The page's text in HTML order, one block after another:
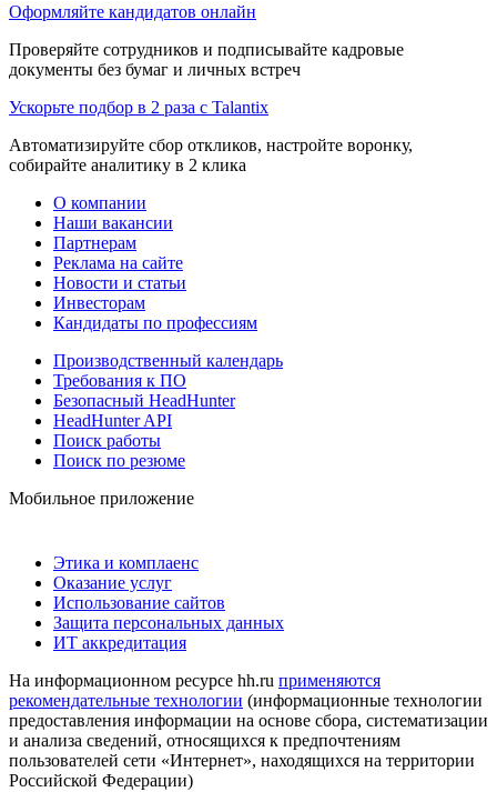
Оформляйте кандидатов онлайн
Проверяйте сотрудников и подписывайте кадровые
документы без бумаг и личных встреч
Ускорьте подбор в 2 раза с Talantix
Автоматизируйте сбор откликов, настройте воронку,
собирайте аналитику в 2 клика
О компании
Наши вакансии
Партнерам
Реклама на сайте
Новости и статьи
Инвесторам
Кандидаты по профессиям
Производственный календарь
Требования к ПО
Безопасный HeadHunter
HeadHunter API
Поиск работы
Поиск по резюме
Мобильное приложение
Этика и комплаенс
Оказание услуг
Использование сайтов
Защита персональных данных
ИТ аккредитация
На информационном ресурсе hh.ru применяются
рекомендательные технологии (информационные технологии
предоставления информации на основе сбора, систематизации
и анализа сведений, относящихся к предпочтениям
пользователей сети «Интернет», находящихся на территории
Российской Федерации)